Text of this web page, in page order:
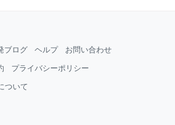
ブログ ヘルプ お問い合わせ
プライバシーポリシー
ついて